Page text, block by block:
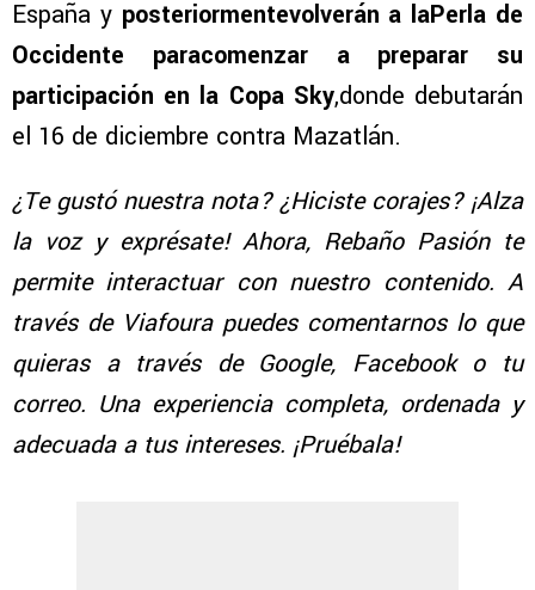
España y posteriormentevolverán a laPerla de
Occidente paracomenzar a preparar su
participación en la Copa Sky,donde debutarán
el 16 de diciembre contra Mazatlán.
¿Te gustó nuestra nota? ¿Hiciste corajes? ¡Alza
la voz y exprésate! Ahora, Rebaño Pasión te
permite interactuar con nuestro contenido. A
través de Viafoura puedes comentarnos lo que
quieras a través de Google, Facebook o tu
correo. Una experiencia completa, ordenada y
adecuada a tus intereses. ¡Pruébala!